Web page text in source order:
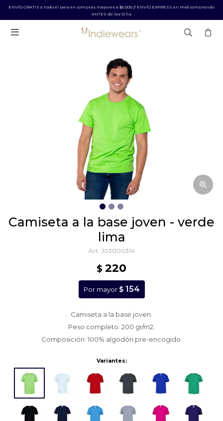
ENVÍO GRATIS a todo el país en compras mayores a $5.000 // ENVÍO EXPRESS en Mvd comprando
ANTES de las 12 hs

camiseta a la base joven - verde
lima
J03000314
$ 220
Por mayor $ 154
Camiseta a la base joven.
Peso completo: 200 gr/m2.
Composición: 100% algodón pre-encogido.
Variantes: